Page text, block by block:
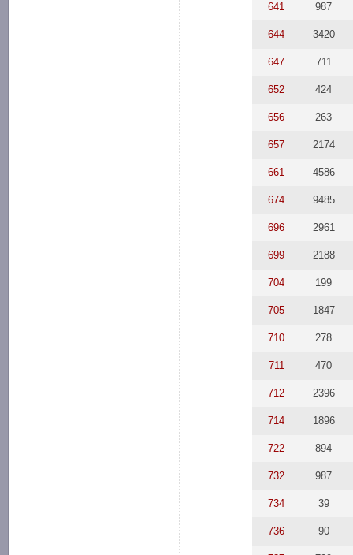
641 987
644 3420
647 711
652 424
656 263
657 2174
661 4586
674 9485
696 2961
699 2188
704 199
705 1847
710 278
711 470
712 2396
714 1896
722 894
732 987
734 39
736 90